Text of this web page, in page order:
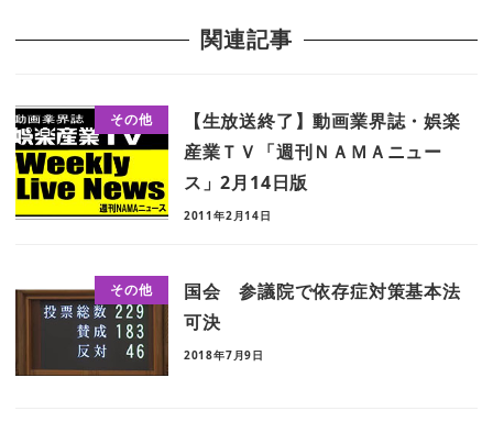
関連記事
その他
【生放送終了】動画業界誌・娯楽
産業ＴＶ「週刊ＮＡＭＡニュー
ス」2月14日版
2011年2月14日
その他
国会 参議院で依存症対策基本法
可決
2018年7月9日